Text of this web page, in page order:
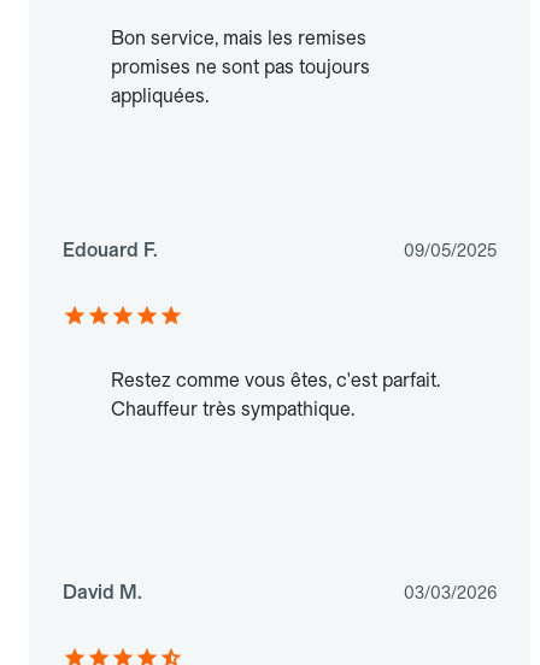
Bon service, mais les remises
promises ne sont pas toujours
appliquées.
Edouard F. 09/05/2025
Restez comme vous êtes, c'est parfait.
Chauffeur très sympathique.
David M. 03/03/2026